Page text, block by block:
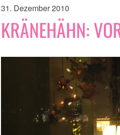
31. Dezember 2010
KRÄNEHÄHN: